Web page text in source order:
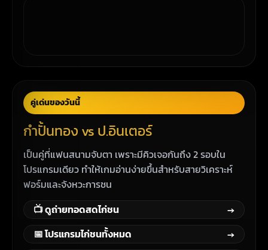
คู่เด่นของวันนี้
กำปั้นทอง vs ป.อินเตอร์
เป็นคู่ที่แฟนสนามจับตา เพราะมีคิวเจอกันถึง 2 รอบใน
โปรแกรมเดียว ทำให้เกมอ่านง่ายขึ้นสำหรับสายวิเคราะห์
ฟอร์มและจังหวะการชน
📺 ดูถ่ายทอดสดไก่ชน
→
📅 โปรแกรมไก่ชนทั้งหมด
→